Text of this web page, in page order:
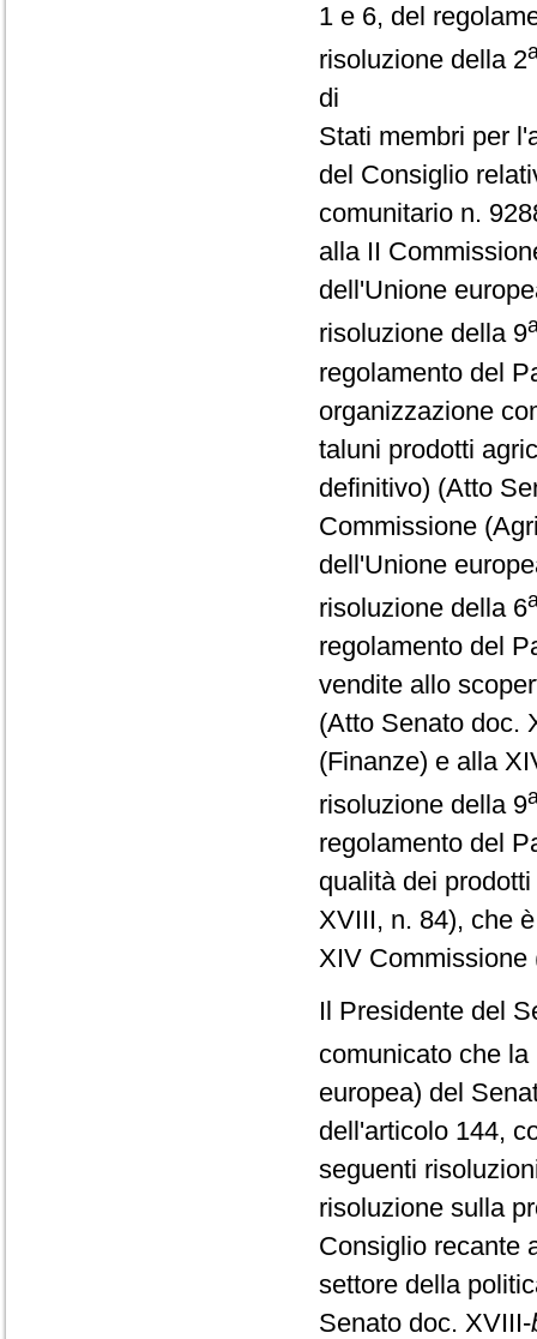
1 e 6, del
risoluzione della 2
di
Stati membri per
del Consiglio
comunitario n.
alla II
dell'Unione
risoluzione della 9
regolamento del
organizzazione
taluni prodotti
definitivo) (Atto
Commissione
dell'Unione
risoluzione della 6
regolamento del
vendite allo
(Atto Senato doc.
(Finanze) e alla
risoluzione della 9
regolamento del
qualità dei
XVIII, n. 84), che
XIV Commissione
Il Presidente del
comunicato che la
europea) del
dell'articolo 144,
seguenti
risoluzione sulla
Consiglio recante
settore della
Senato doc. XVIII-